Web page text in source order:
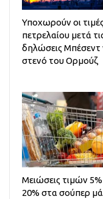
Υποχωρούν οι
πετρελαίου μετά
δηλώσεις Μπέσεντ
στενό του Ορμούζ
Μειώσεις τιμών
20% στα σούπερ